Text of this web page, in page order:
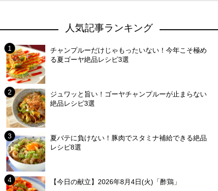
人気記事ランキング
チャンプルーだけじゃもったいない！今年こそ極め
る夏ゴーヤ絶品レシピ3選
ジュワッと旨い！ゴーヤチャンプルーが止まらない
絶品レシピ3選
夏バテに負けない！豚肉でスタミナ補給できる絶品
レシピ8選
【今日の献立】2026年8月4日(火)「酢鶏」